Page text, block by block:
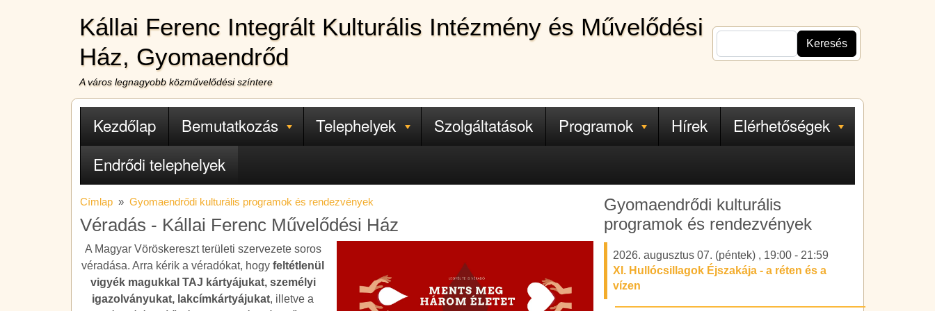
Kállai Ferenc Integrált Kulturális Intézmény és Művelődési
Ház, Gyomaendrőd
A város legnagyobb közművelődési színtere
Fő navigáció
Kezdőlap Bemutatkozás Telephelyek Szolgáltatások Programok Hírek
Elérhetőségek
Endrődi telephelyek
Címlap Gyomaendrődi kulturális programok és rendezvények
Véradás - Kállai Ferenc Művelődési Ház
A Magyar Vöröskereszt területi szervezete soros
véradása. Arra kérik a véradókat, hogyfeltétlenül
vigyék magukkal TAJ kártyájukat, személyi
igazolványukat, lakcímkártyájukat, illetve a
Gyomaendrődi kulturális
programok és rendezvények
2026. augusztus 07. (péntek) , 19:00 - 21:59
XI. Hullócsillagok Éjszakája - a réten és a
vízen